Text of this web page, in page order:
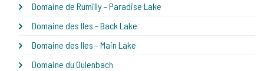
Domaine de Rumilly - Paradise Lake
Domaine des Iles - Back Lake
Domaine des Iles - Main Lake
Domaine du Oulenbach